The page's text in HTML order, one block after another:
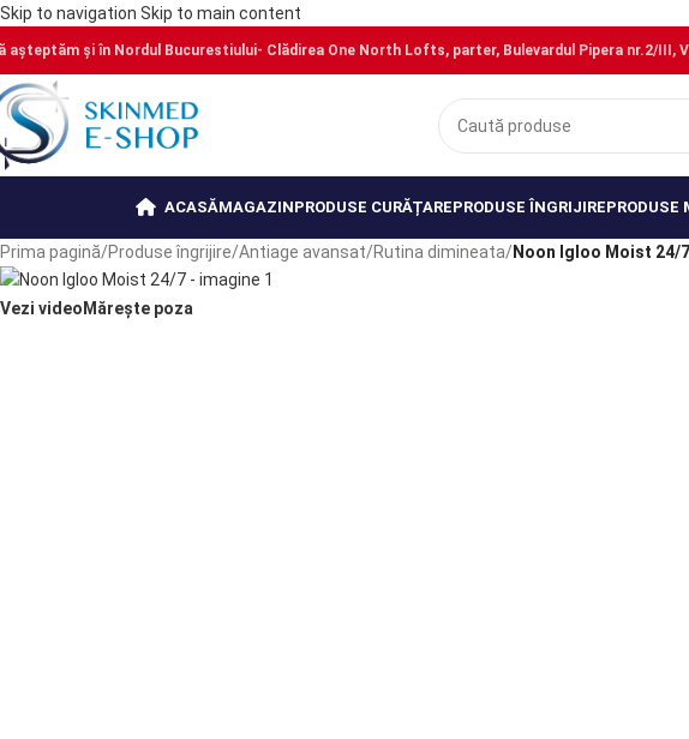
Skip to navigation Skip to main content
așteptăm și în Nordul Bucurestiului- Clădirea One North Lofts, parter, Bulevardul Pipera nr.2/III,
ACASĂMAGAZINPRODUSE CURĂȚAREPRODUSE ÎNGRIJIREPRODUSE
Prima pagină/Produse îngrijire/Antiage avansat/Rutina dimineata/Noon Igloo Moist 24/7
Vezi videoMărește poza
PRECOMANDĂ
PRECOMANDĂ
PRECOMANDĂ
PRECOMANDĂ
PRECOMANDĂ